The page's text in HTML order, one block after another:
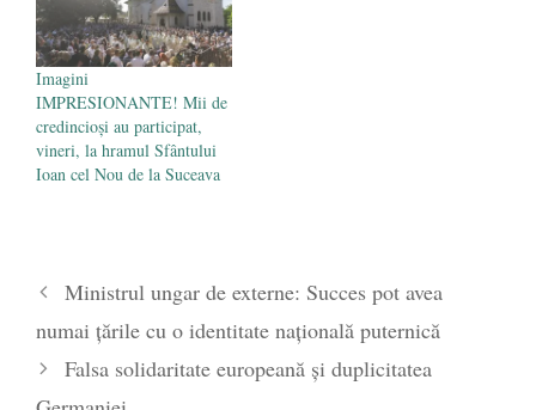
Imagini
IMPRESIONANTE! Mii de
credincioși au participat,
vineri, la hramul Sfântului
Ioan cel Nou de la Suceava
Ministrul ungar de externe: Succes pot avea
numai ţările cu o identitate naţională puternică
Falsa solidaritate europeană și duplicitatea